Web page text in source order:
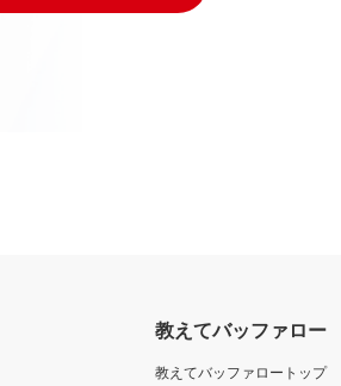
教えてバッファロー
教えてバッファロートップ